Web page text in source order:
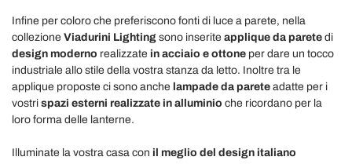
Infine per coloro che preferiscono fonti di luce a parete, nella
collezione Viadurini Lighting sono inserite applique da parete di
design moderno realizzate in acciaio e ottone per dare un tocco
industriale allo stile della vostra stanza da letto. Inoltre tra le
applique proposte ci sono anche lampade da parete adatte per i
vostri spazi esterni realizzate in alluminio che ricordano per la
loro forma delle lanterne.
Illuminate la vostra casa con il meglio del design italiano